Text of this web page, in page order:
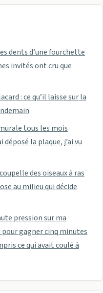
dents d’une fourchette
invités ont cru que
: ce qu’il laisse sur la
tous les mois
déposé la plaque, j’ai vu
des oiseaux à ras
au milieu qui décide
pression sur ma
gagner cinq minutes
ce qui avait coulé à